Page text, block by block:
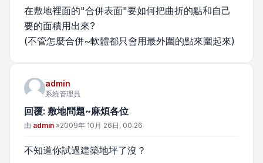
在敷地裡面的"合併表面"要如何把曲折的點和自己
要的面積用出來?
(不管怎麼合併~軟體都只會用最外圍的點來圍起來)
admin
系統管理員
回覆: 敷地問題~麻煩各位
文章
由 admin »2009年 10月 26日, 00:26
不知道你試過建築地坪了沒？